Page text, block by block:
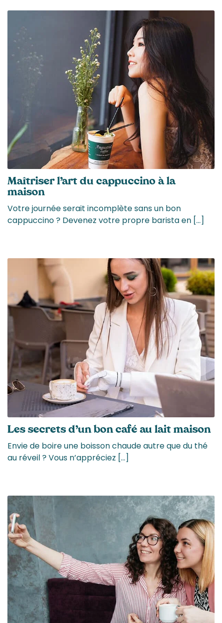
Maîtriser l’art du cappuccino à la
maison
Votre journée serait incomplète sans un bon
cappuccino ? Devenez votre propre barista en […]
Les secrets d’un bon café au lait maison
Envie de boire une boisson chaude autre que du thé
au réveil ? Vous n’appréciez […]